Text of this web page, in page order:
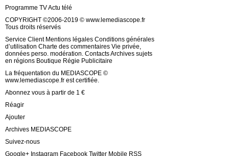
Programme TV Actu télé
COPYRIGHT ©2006-2019 © www.lemediascope.fr
Tous droits réservés
Service Client Mentions légales Conditions générales
d’utilisation Charte des commentaires Vie privée,
données perso. modération. Contacts Archives sujets
en régions Boutique Régie Publicitaire
La fréquentation du MEDIASCOPE ©
www.lemediascope.fr est certifiée.
Abonnez vous à partir de 1 €
Réagir
Ajouter
Archives MEDIASCOPE
Suivez-nous
Google+ Instagram Facebook Twitter Mobile RSS